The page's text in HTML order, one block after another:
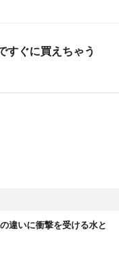
すぐに買えちゃう
違いに衝撃を受ける水と